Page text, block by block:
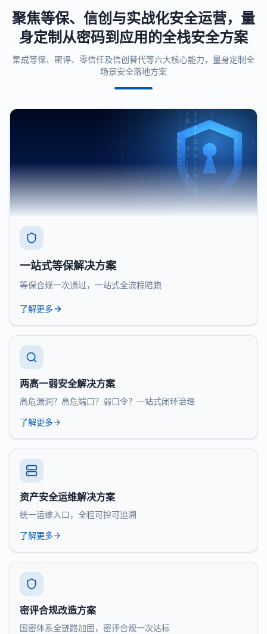
聚焦等保、信创与实战化安全运营，量
身定制从密码到应用的全栈安全方案
集成等保、密评、零信任及信创替代等六大核心能力，量身定制全
场景安全落地方案
一站式等保解决方案
等保合规一次通过，一站式全流程陪跑
了解更多
两高一弱安全解决方案
高危漏洞？高危端口？弱口令？一站式闭环治理
了解更多
资产安全运维解决方案
统一运维入口，全程可控可追溯
了解更多
密评合规改造方案
国密体系全链路加固，密评合规一次达标